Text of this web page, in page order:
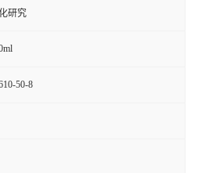
研究
50-8